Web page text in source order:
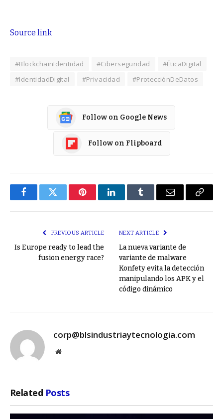
Source link
#BlockchainIdentidad #Ciberseguridad
#ÉticaDigital
#IdentidadDigital
#Privacidad #ProtecciónDeDatos
Follow on Google News
Follow on Flipboard
FacebookTwitter PinterestLinkedInTumblr Email
Copy
PREVIOUS ARTICLE
Is Europe ready to lead the
fusion energy race?
NEXT ARTICLE
La nueva variante de
variante de malware
Konfety evita la detección
manipulando los APK y el
código dinámico
corp@blsindustriaytecnologia.com
Website
Related Posts